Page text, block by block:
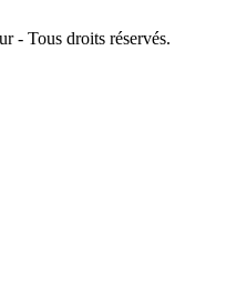
- Tous droits réservés.